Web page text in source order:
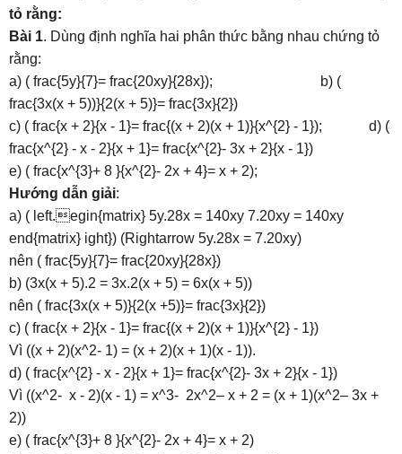
tỏ rằng:
Bài 1. Dùng định nghĩa hai phân thức bằng nhau chứng tỏ
rằng:
a) ( frac{5y}{7}= frac{20xy}{28x}); b) (
frac{3x(x + 5))}{2(x + 5)}= frac{3x}{2})
c) ( frac{x + 2}{x - 1}= frac{(x + 2)(x + 1)}{x^{2} - 1}); d) (
frac{x^{2} - x - 2}{x + 1}= frac{x^{2}- 3x + 2}{x - 1})
e) ( frac{x^{3}+ 8 }{x^{2}- 2x + 4}= x + 2);
Hướng dẫn giải:
a) ( left.egin{matrix} 5y.28x = 140xy 7.20xy = 140xy
end{matrix} ight}) (Rightarrow 5y.28x = 7.20xy)
nên ( frac{5y}{7}= frac{20xy}{28x})
b) (3x(x + 5).2 = 3x.2(x + 5) = 6x(x + 5))
nên ( frac{3x(x + 5)}{2(x +5)}= frac{3x}{2})
c) ( frac{x + 2}{x - 1}= frac{(x + 2)(x + 1)}{x^{2} - 1})
Vì ((x + 2)(x^2- 1) = (x + 2)(x + 1)(x - 1)).
d) ( frac{x^{2} - x - 2}{x + 1}= frac{x^{2}- 3x + 2}{x - 1})
Vì ((x^2- x - 2)(x - 1) = x^3- 2x^2– x + 2 = (x + 1)(x^2– 3x +
2))
e) ( frac{x^{3}+ 8 }{x^{2}- 2x + 4}= x + 2)